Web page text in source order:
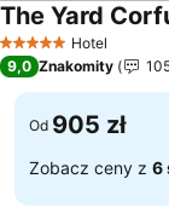
5 KategoriaHotel
The Yard
9,0 Znakomity
Od 905 zł
Zobacz ceny z 6